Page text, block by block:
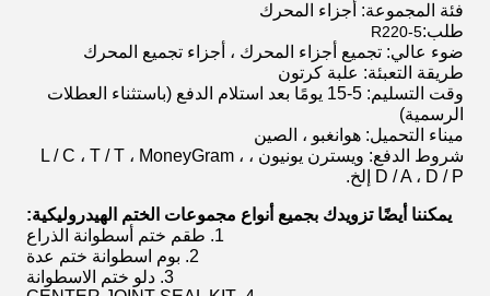
فئة المجموعة: أجزاء المحرك
طلب:R220-5
ضوء عالي: تجميع أجزاء المحرك ، أجزاء تجميع المحرك
طريقة التعبئة: علبة كرتون
وقت التسليم: 5-15 يومًا بعد استلام الدفع (باستثناء العطلات
الرسمية)
ميناء التحميل: هوانغبو ، الصين
شروط الدفع: ويسترن يونيون ، L / C ، T / T ، MoneyGram ،
D / A ، D / P إلخ.
يمكننا أيضًا تزويدك بجميع أنواع مجموعات الختم الهيدروليكية:
1. طقم ختم أسطوانة الذراع
2. بوم اسطوانة ختم عدة
3. دلو ختم الاسطوانة